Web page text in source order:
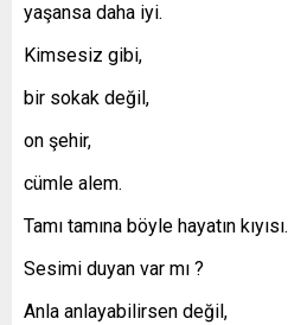
yaşansa daha iyi.
Kimsesiz gibi,
bir sokak değil,
on şehir,
cümle alem.
Tamı tamına böyle hayatın kıyısı.
Sesimi duyan var mı ?
Anla anlayabilirsen değil,